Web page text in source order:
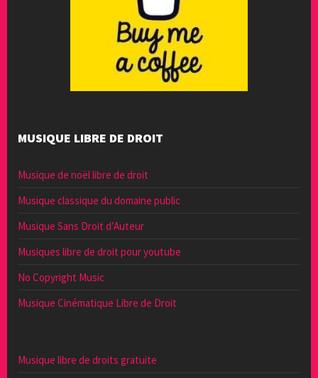
MUSIQUE LIBRE DE DROIT
Musique de noël libre de droit
Musique classique du domaine public
Musique Sans Droit d’Auteur
Musiques libre de droit pour youtube
No Copyright Music
Musique Cinématique Libre de Droit
Musique libre de droits gratuite